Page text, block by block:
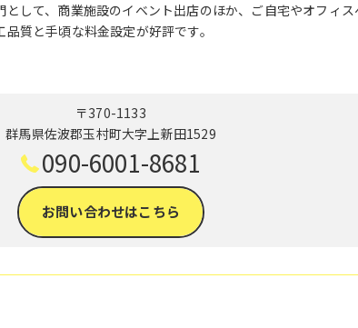
して、商業施設のイベント出店のほか、ご自宅やオフィス
質と手頃な料金設定が好評です。
〒370-1133
群馬県佐波郡玉村町大字上新田1529
090-6001-8681
お問い合わせはこちら